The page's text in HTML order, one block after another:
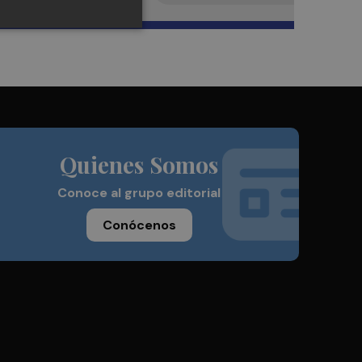
Quienes Somos
Conoce al grupo editorial
Conócenos